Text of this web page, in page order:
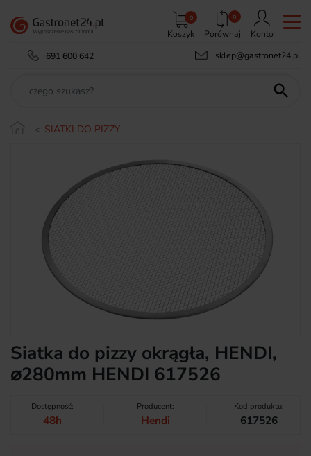
Koszyk
0 0
Porównaj
Konto
691 600 642
sklep@gastronet24.pl

SIATKI DO PIZZY
Siatka do pizzy okrągła, HENDI,
⌀280mm HENDI 617526
Dostępność:
48h
Producent:
Hendi
Kod produktu:
617526